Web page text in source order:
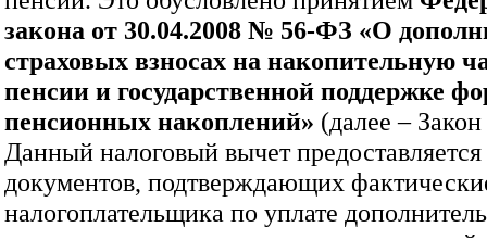
закона от 30.04.2008 № 56‑ФЗ «О
страховых взносах на накопительную
пенсии и государственной поддержке
пенсионных накоплений» (далее –
Данный налоговый вычет
документов, подтверждающих
налогоплательщика по уплате